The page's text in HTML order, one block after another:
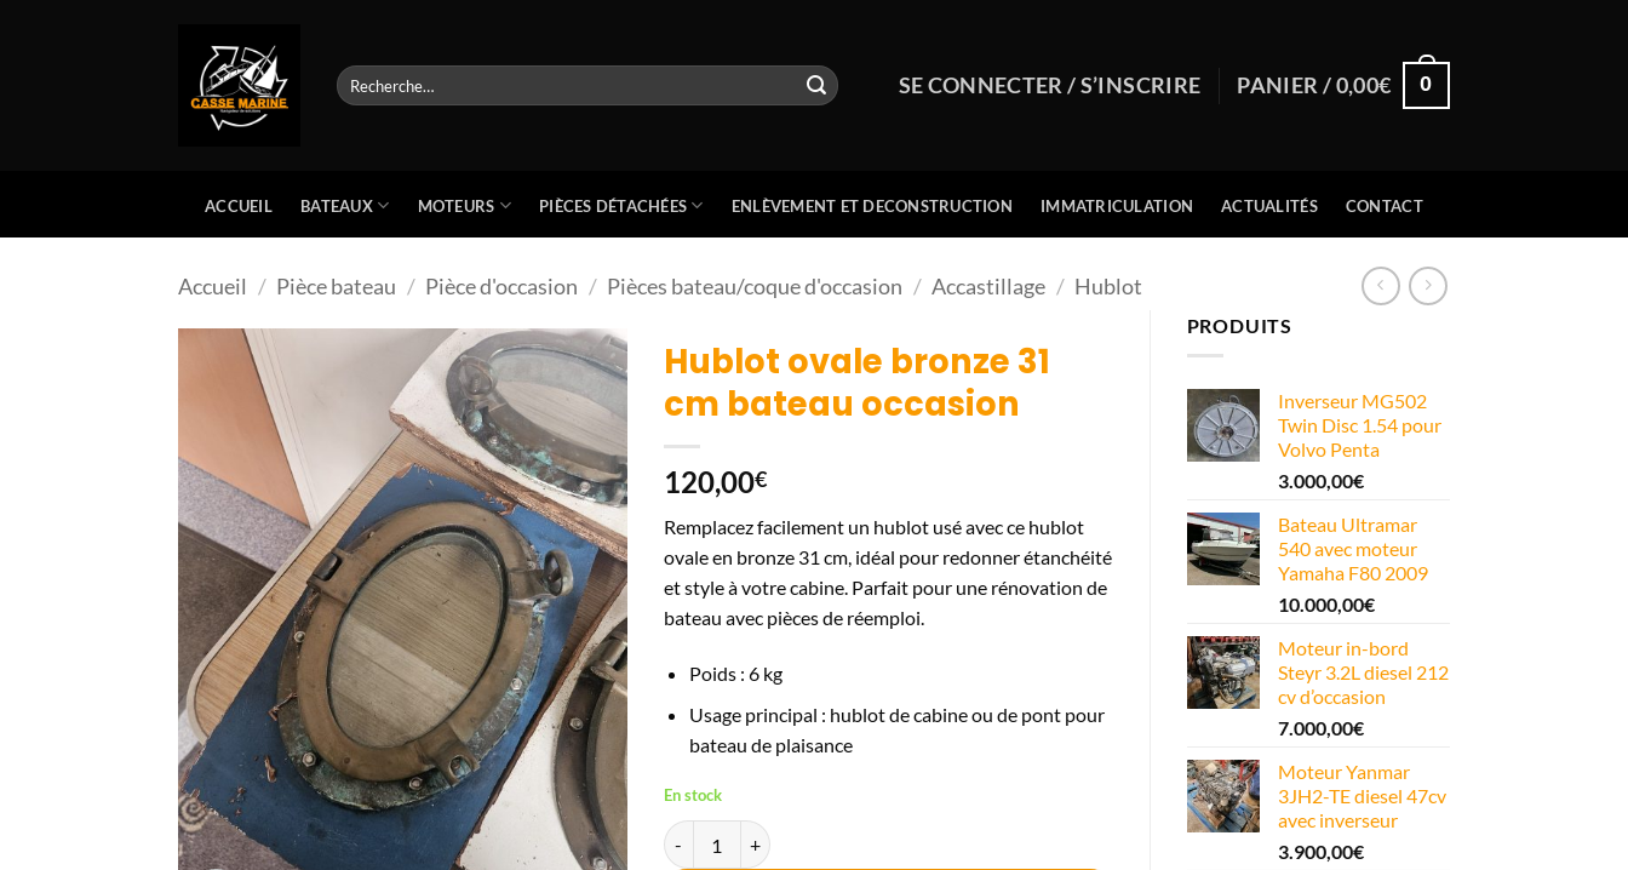
Recherche
pour :
SE CONNECTER / S’INSCRIRE PANIER /0,00€ 0
ACCUEIL BATEAUX MOTEURS PIÈCES DÉTACHÉES ENLÈVEMENT ET DECONSTRUCTION IMMATRICULATION ACTUALITÉS CONTACT
Accueil / Pièce bateau / Pièce d'occasion / Pièces bateau/coque d'occasion / Accastillage / Hublot
PRODUITS
Inverseur MG502
Twin Disc 1.54 pour
Volvo Penta
3.000,00€
Bateau Ultramar
540 avec moteur
Yamaha F80 2009
10.000,00€
Moteur in-bord
Steyr 3.2L diesel 212
cv d’occasion
7.000,00€
Moteur Yanmar
3JH2-TE diesel 47cv
avec inverseur
3.900,00€
Hublot ovale bronze 31
cm bateau occasion
120,00€
Remplacez facilement un hublot usé avec ce hublot
ovale en bronze 31 cm, idéal pour redonner étanchéité
et style à votre cabine. Parfait pour une rénovation de
bateau avec pièces de réemploi.
Poids : 6 kg
Usage principal : hublot de cabine ou de pont pour
bateau de plaisance
En stock
quantité de Hublot ovale bronze 31 cm bateau occasion